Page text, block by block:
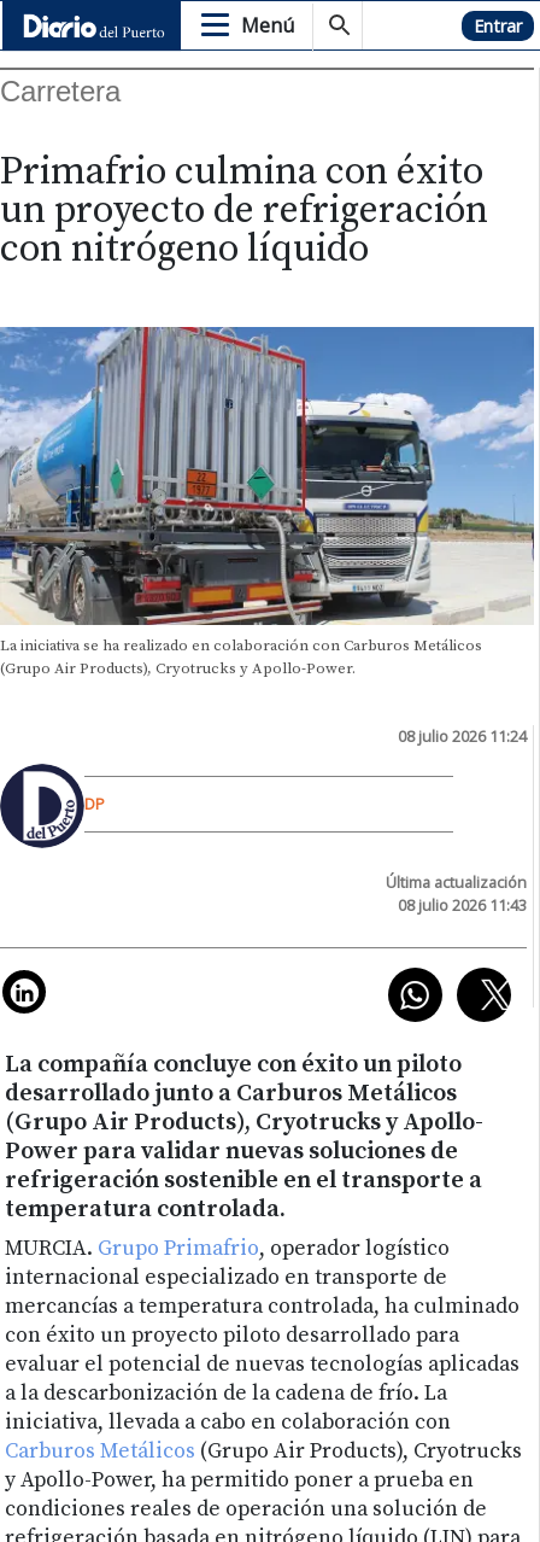
Menú Hemeroteca Entrar
Carretera
Primafrio culmina con éxito
un proyecto de refrigeración
con nitrógeno líquido
La iniciativa se ha realizado en colaboración con Carburos Metálicos
(Grupo Air Products), Cryotrucks y Apollo-Power.
08 julio 2026 11:24
DP
Última actualización
08 julio 2026 11:43
La compañía concluye con éxito un piloto
desarrollado junto a Carburos Metálicos
(Grupo Air Products), Cryotrucks y Apollo-
Power para validar nuevas soluciones de
refrigeración sostenible en el transporte a
temperatura controlada.
MURCIA. Grupo Primafrio, operador logístico
internacional especializado en transporte de
mercancías a temperatura controlada, ha culminado
con éxito un proyecto piloto desarrollado para
evaluar el potencial de nuevas tecnologías aplicadas
a la descarbonización de la cadena de frío. La
iniciativa, llevada a cabo en colaboración con
Carburos Metálicos (Grupo Air Products), Cryotrucks
y Apollo-Power, ha permitido poner a prueba en
condiciones reales de operación una solución de